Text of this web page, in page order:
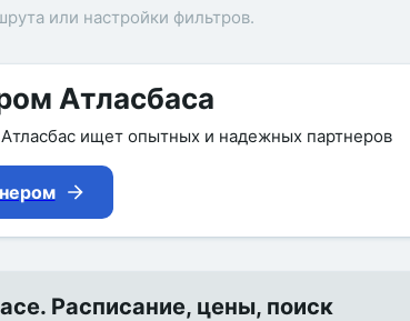
или настройки фильтров.
Атласбаса
ищет опытных и надежных партнеров
Расписание, цены, поиск